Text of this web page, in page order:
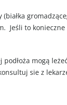
Jeśli to
mogą
sie z